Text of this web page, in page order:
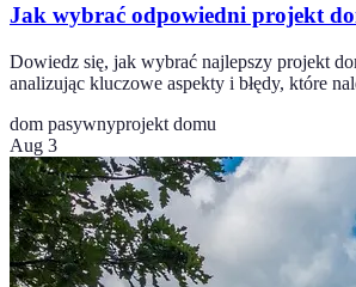
Jak wybrać odpowiedni projekt
Dowiedz się, jak wybrać najlepszy projekt
analizując kluczowe aspekty i błędy, które
dom pasywnyprojekt domu
Aug 3